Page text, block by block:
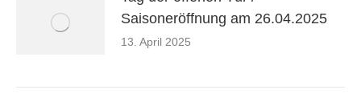
Saisoneröffnung am 26.04.2025
13. April 2025